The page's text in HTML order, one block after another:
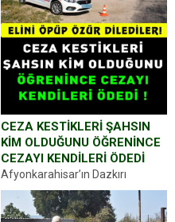
CEZA KESTİKLERİ ŞAHSIN
KİM OLDUĞUNU ÖĞRENİNCE
CEZAYI KENDİLERİ ÖDEDİ
Afyonkarahisar’ın Dazkırı
ilçesinde trafik uygulaması
yapan jandarma ekipleri